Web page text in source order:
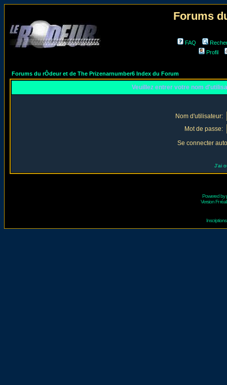
Forums
FAQ
Profil
Forums du rÔdeur et de The Prizenarnumber6 Index du Forum
Veuillez entrer votre nom
Nom d'utilisateur:
Mot de passe:
Se connecter
J'ai
Powered by
Version Fr